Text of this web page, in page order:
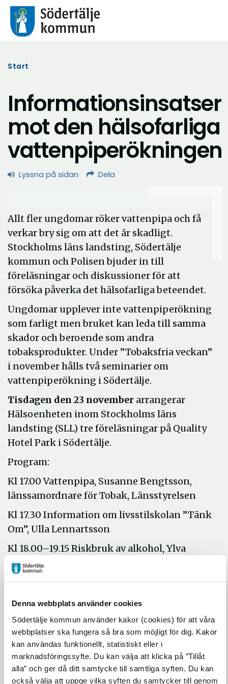
Denna webbplats använder cookies
Södertälje kommun använder kakor (cookies) för att våra
webbplatser ska fungera så bra som möjligt för dig. Kakor
kan användas funktionellt, statistiskt eller i
marknadsföringssyfte. Du kan välja att klicka på ”Tillåt
alla” och ger då ditt samtycke till samtliga syften. Du kan
också välja att uppge vilka syften du samtycker till genom
Start
Informationsinsatser
mot den hälsofarliga
vattenpiperökningen
Lyssna på sidan Dela
Allt fler ungdomar röker vattenpipa och få
verkar bry sig om att det är skadligt.
Stockholms läns landsting, Södertälje
kommun och Polisen bjuder in till
föreläsningar och diskussioner för att
försöka påverka det hälsofarliga beteendet.
Ungdomar upplever inte vattenpiperökning
som farligt men bruket kan leda till samma
skador och beroende som andra
tobaksprodukter. Under ”Tobaksfria veckan”
i november hålls två seminarier om
vattenpiperökning i Södertälje.
Tisdagen den 23 november arrangerar
Hälsoenheten inom Stockholms läns
landsting (SLL) tre föreläsningar på Quality
Hotel Park i Södertälje.
Program:
Kl 17.00 Vattenpipa, Susanne Bengtsson,
länssamordnare för Tobak, Länsstyrelsen
Kl 17.30 Information om livsstilskolan ”Tänk
Om”, Ulla Lennartsson
Kl 18.00–19.15 Riskbruk av alkohol, Ylva
Nork, primärvårdsprojektet STAD, KI
Torsdagen den 25 november klockan 18.00
arrangerar Södertälje kommun, Stockholms
läns landsting och Polisen ett informations-
och diskussionsmöte med rubriken
”Vattenpipa och idrott” på Ronna
poliskontor, Rösvägen 3–5.